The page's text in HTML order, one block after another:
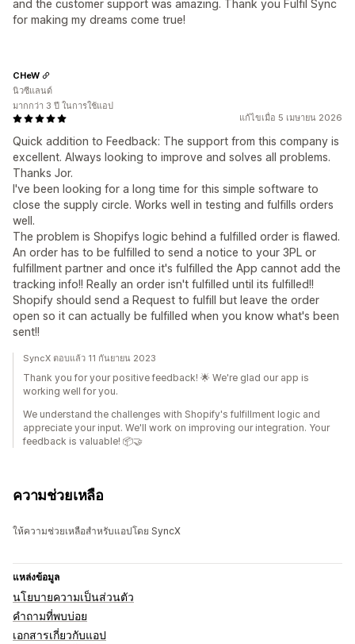
and the customer support was amazing. Thank you Fulfil Sync
for making my dreams come true!
แก้ไขเมื่อ 5 เมษายน 2026
Quick addition to Feedback: The support from this company is
excellent. Always looking to improve and solves all problems.
Thanks Jor.
I've been looking for a long time for this simple software to
close the supply circle. Works well in testing and fulfills orders
well.
The problem is Shopifys logic behind a fulfilled order is flawed.
An order has to be fulfilled to send a notice to your 3PL or
fulfillment partner and once it's fulfilled the App cannot add the
tracking info!! Really an order isn't fulfilled until its fulfilled!!
Shopify should send a Request to fulfill but leave the order
open so it can actually be fulfilled when you know what's been
sent!!
CHeW
นิวซีแลนด์
มากกว่า 3 ปี ในการใช้แอป
SyncX ตอบแล้ว 11 กันยายน 2023
Thank you for your positive feedback! 🌟 We're glad our app is
working well for you.
We understand the challenges with Shopify's fulfillment logic and
appreciate your input. We'll work on improving our integration. Your
feedback is valuable! 📦🤝
ความช่วยเหลือ
ให้ความช่วยเหลือสำหรับแอปโดย SyncX
แหล่งข้อมูล
นโยบายความเป็นส่วนตัว
คำถามที่พบบ่อย
เอกสารเกี่ยวกับแอป